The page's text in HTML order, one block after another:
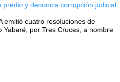
predio y denuncia corrupción judicial
emitió cuatro resoluciones de
Yabaré, por Tres Cruces, a nombre